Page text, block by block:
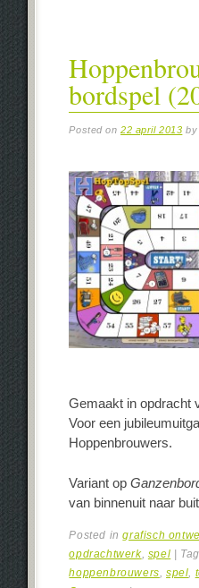
bordspel
Posted on22 april 2013 by
Gemaakt in opdracht
Voor een
Hoppenbrouwers.
Variant op
van binnenuit naar
Posted ingrafisch
opdrachtwerk, spel |
hoppenbrouwers ,spel